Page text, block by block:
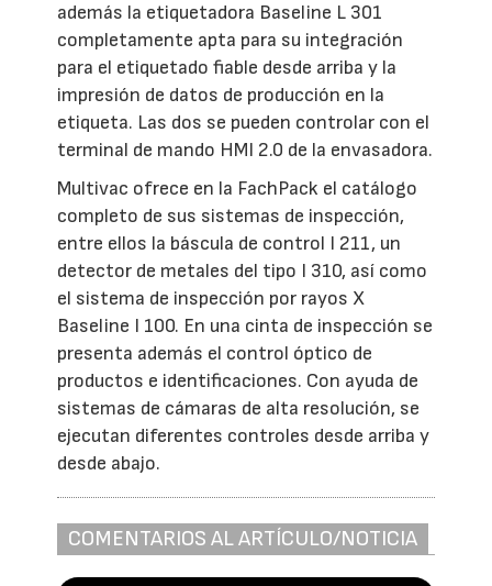
además la etiquetadora Baseline L 301
completamente apta para su integración
para el etiquetado fiable desde arriba y la
impresión de datos de producción en la
etiqueta. Las dos se pueden controlar con el
terminal de mando HMI 2.0 de la envasadora.
Multivac ofrece en la FachPack el catálogo
completo de sus sistemas de inspección,
entre ellos la báscula de control I 211, un
detector de metales del tipo I 310, así como
el sistema de inspección por rayos X
Baseline I 100. En una cinta de inspección se
presenta además el control óptico de
productos e identificaciones. Con ayuda de
sistemas de cámaras de alta resolución, se
ejecutan diferentes controles desde arriba y
desde abajo.
COMENTARIOS AL ARTÍCULO/NOTICIA